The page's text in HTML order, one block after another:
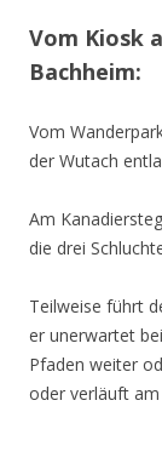
Vom Kiosk
Bachheim:
Vom
der Wutach
Am
die drei
Teilweise führt
er unerwartet
Pfaden weiter
oder verläuft